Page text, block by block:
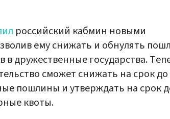
российский кабмин новыми
ему снижать и обнулять
в дружественные государства.
сможет снижать на срок до
пошлины и утверждать на срок
квоты.